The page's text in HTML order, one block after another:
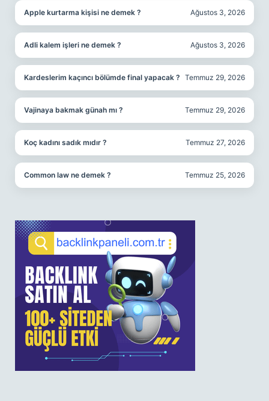
Apple kurtarma kişisi ne demek ? Ağustos 3, 2026
Adli kalem işleri ne demek ? Ağustos 3, 2026
Kardeslerim kaçıncı bölümde final yapacak ? Temmuz 29, 2026
Vajinaya bakmak günah mı ? Temmuz 29, 2026
Koç kadını sadık mıdır ? Temmuz 27, 2026
Common law ne demek ? Temmuz 25, 2026